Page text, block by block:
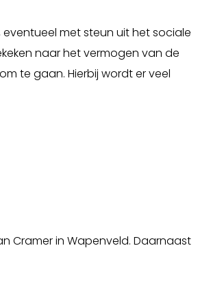
met steun uit het sociale
naar het vermogen van de
te gaan. Hierbij wordt er veel
Cramer in Wapenveld. Daarnaast